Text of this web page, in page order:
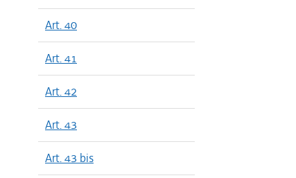
Art. 40
Art. 41
Art. 42
Art. 43
Art. 43 bis